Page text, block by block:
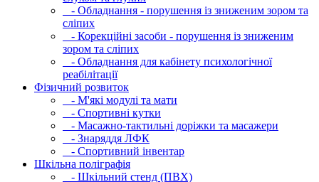
- Обладнання - порушення із зниженим зором та
сліпих
- Корекційні засоби - порушення із зниженим
зором та сліпих
- Обладнання для кабінету психологічної
реабілітації
Фізичний розвиток
- М'які модулi та мати
- Спортивні кутки
- Масажно-тактильні доріжки та масажери
- Знаряддя ЛФК
- Спортивний інвентар
Шкільна поліграфія
- Шкільний стенд (ПВХ)